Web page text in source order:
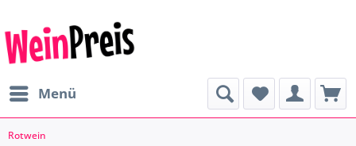
Menü
Rotwein